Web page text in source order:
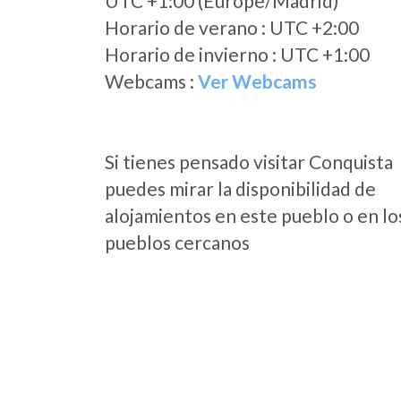
Horario de verano : UTC +2:00
Horario de invierno : UTC +1:00
Webcams : Ver Webcams
Si tienes pensado visitar Conquista
puedes mirar la disponibilidad de
alojamientos en este pueblo o en
pueblos cercanos